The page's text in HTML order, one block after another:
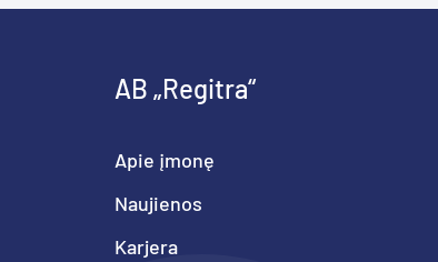
AB „Regitra“
Apie įmonę
Naujienos
Karjera